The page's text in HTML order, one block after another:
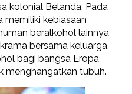
kolonial Belanda. Pada
memiliki kebiasaan
beralkohol lainnya
bersama keluarga.
bagi bangsa Eropa
menghangatkan tubuh.